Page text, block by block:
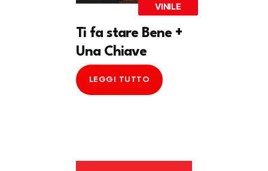
VINILE
Ti fa stare Bene +
Una Chiave
LEGGI TUTTO